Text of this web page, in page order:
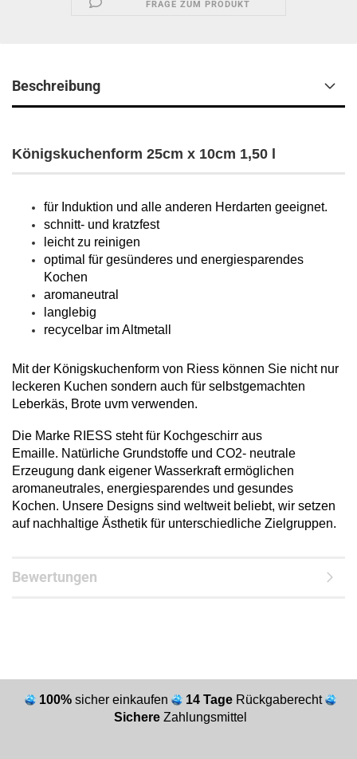
FRAGE ZUM PRODUKT
Beschreibung
Königskuchenform 25cm x 10cm 1,50 l
für Induktion und alle anderen Herdarten geeignet.
schnitt- und kratzfest
leicht zu reinigen
optimal für gesünderes und energiesparendes
Kochen
aromaneutral
langlebig
recycelbar im Altmetall
Mit der Königskuchenform von Riess können Sie nicht nur
leckeren Kuchen sondern auch für selbstgemachten
Leberkäs, Brote uvm verwenden.
Die Marke RIESS steht für Kochgeschirr aus
Emaille. Natürliche Grundstoffe und CO2- neutrale
Erzeugung dank eigener Wasserkraft ermöglichen
aromaneutrales, energiesparendes und gesundes
Kochen. Unsere Designs sind weltweit beliebt, wir setzen
auf nachhaltige Ästhetik für unterschiedliche Zielgruppen.
Bewertungen
100% sicher einkaufen 14 Tage Rückgaberecht
Sichere Zahlungsmittel